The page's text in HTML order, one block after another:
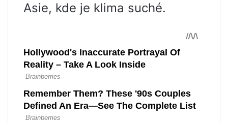
Asie, kde je klima suché.